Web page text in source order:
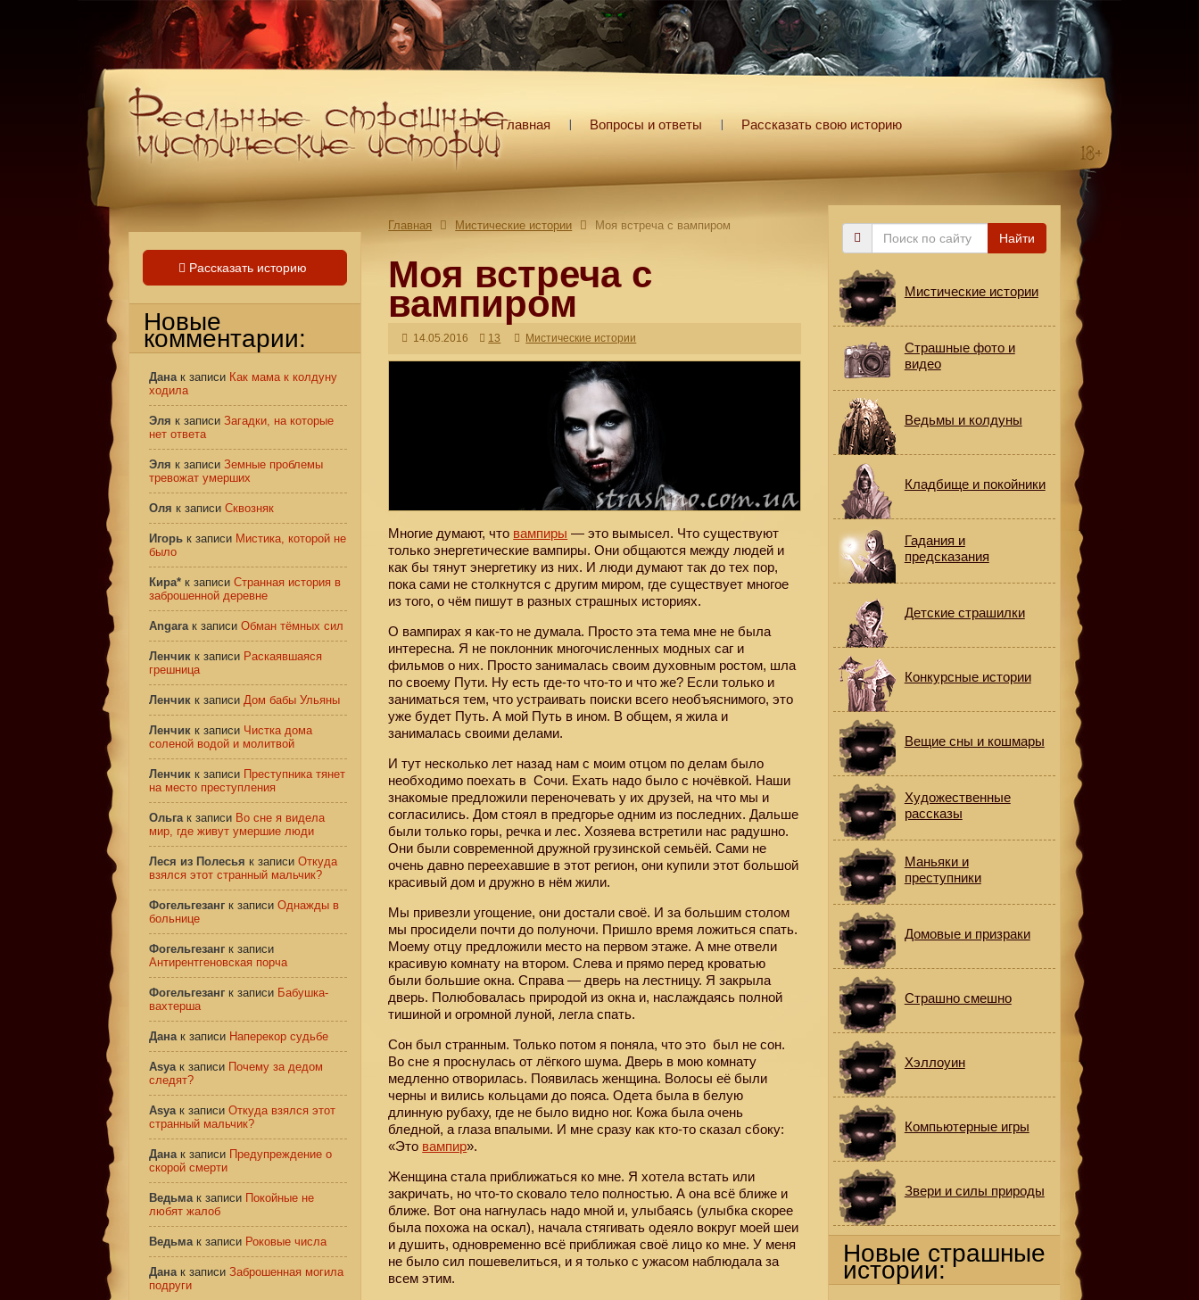
Главная Вопросы и ответы Рассказать свою историю
Главная Мистические истории Моя встреча с вампиром
Моя встреча с
вампиром
14.05.2016 13 Мистические истории
Многие думают, что вампиры — это вымысел. Что существуют
только энергетические вампиры. Они общаются между людей и
как бы тянут энергетику из них. И люди думают так до тех пор,
пока сами не столкнутся с другим миром, где существует многое
из того, о чём пишут в разных страшных историях.
О вампирах я как-то не думала. Просто эта тема мне не была
интересна. Я не поклонник многочисленных модных саг и
фильмов о них. Просто занималась своим духовным ростом, шла
по своему Пути. Ну есть где-то что-то и что же? Если только и
заниматься тем, что устраивать поиски всего необъяснимого, это
уже будет Путь. А мой Путь в ином. В общем, я жила и
занималась своими делами.
И тут несколько лет назад нам с моим отцом по делам было
необходимо поехать в Сочи. Ехать надо было с ночёвкой. Наши
знакомые предложили переночевать у их друзей, на что мы и
согласились. Дом стоял в предгорье одним из последних. Дальше
были только горы, речка и лес. Хозяева встретили нас радушно.
Они были современной дружной грузинской семьёй. Сами не
очень давно переехавшие в этот регион, они купили этот большой
красивый дом и дружно в нём жили.
Мы привезли угощение, они достали своё. И за большим столом
мы просидели почти до полуночи. Пришло время ложиться спать.
Моему отцу предложили место на первом этаже. А мне отвели
красивую комнату на втором. Слева и прямо перед кроватью
были большие окна. Справа — дверь на лестницу. Я закрыла
дверь. Полюбовалась природой из окна и, наслаждаясь полной
тишиной и огромной луной, легла спать.
Сон был странным. Только потом я поняла, что это был не сон.
Во сне я проснулась от лёгкого шума. Дверь в мою комнату
медленно отворилась. Появилась женщина. Волосы её были
черны и вились кольцами до пояса. Одета была в белую
длинную рубаху, где не было видно ног. Кожа была очень
бледной, а глаза впалыми. И мне сразу как кто-то сказал сбоку:
«Это вампир».
Женщина стала приближаться ко мне. Я хотела встать или
закричать, но что-то сковало тело полностью. А она всё ближе и
ближе. Вот она нагнулась надо мной и, улыбаясь (улыбка скорее
была похожа на оскал), начала стягивать одеяло вокруг моей шеи
и душить, одновременно всё приближая своё лицо ко мне. У меня
не было сил пошевелиться, и я только с ужасом наблюдала за
всем этим.
Рассказать историю
Новые
комментарии:
Данак записи Как мама к колдуну
ходила
Эля к записи Загадки, на которые
нет ответа
Эля к записи Земные проблемы
тревожат умерших
Оля к записи Сквозняк
Игорь к записи Мистика, которой не
было
Кира* к записи Странная история в
заброшенной деревне
Angaraк записи Обман тёмных сил
Ленчик к записи Раскаявшаяся
грешница
Ленчик к записи Дом бабы Ульяны
Ленчик к записи Чистка дома
соленой водой и молитвой
Ленчик к записи Преступника тянет
на место преступления
Ольгак записи Во сне я видела
мир, где живут умершие люди
Леся из Полесья к записи Откуда
взялся этот странный мальчик?
Фогельгезанг к записи Однажды в
больнице
Фогельгезанг к записи
Антирентгеновская порча
Фогельгезанг к записи Бабушка-
вахтерша
Данак записи Наперекор судьбе
Asyaк записи Почему за дедом
следят?
Asyaк записи Откуда взялся этот
странный мальчик?
Данак записи Предупреждение о
скорой смерти
Ведьмак записи Покойные не
любят жалоб
Ведьмак записи Роковые числа
Данак записи Заброшенная могила
подруги
Поиск
Найти
Мистические истории
Страшные фото и
видео
Ведьмы и колдуны
Кладбище и покойники
Гадания и
предсказания
Детские страшилки
Конкурсные истории
Вещие сны и кошмары
Художественные
рассказы
Маньяки и
преступники
Домовые и призраки
Страшно смешно
Хэллоуин
Компьютерные игры
Звери и силы природы
Новые страшные
истории: